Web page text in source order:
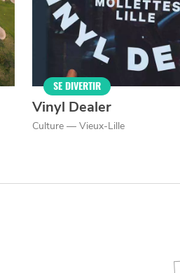
SE DIVERTIR
Vinyl Dealer
Culture — Vieux-Lille